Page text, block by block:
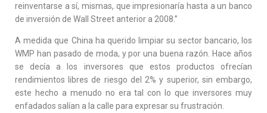
reinventarse a sí, mismas, que impresionaría hasta a un banco
de inversión de Wall Street anterior a 2008.”
A medida que China ha querido limpiar su sector bancario, los
WMP han pasado de moda, y por una buena razón. Hace años
se decía a los inversores que estos productos ofrecían
rendimientos libres de riesgo del 2% y superior, sin embargo,
este hecho a menudo no era tal con lo que inversores muy
enfadados salían a la calle para expresar su frustración.